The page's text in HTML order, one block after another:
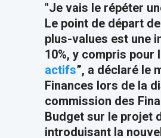
"Je vais le répéter
Le point de départ
plus-values est une
10%, y compris pour
actifs”, a déclaré le
Finances lors de la
commission des
Budget sur le projet
introduisant la